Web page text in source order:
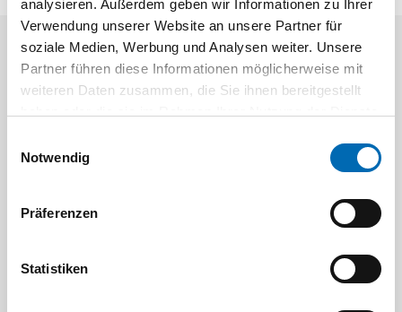
analysieren. Außerdem geben wir Informationen zu Ihrer
Verwendung unserer Website an unsere Partner für
soziale Medien, Werbung und Analysen weiter. Unsere
Partner führen diese Informationen möglicherweise mit
weiteren Daten zusammen, die Sie ihnen bereitgestellt
Notwendig
Präferenzen
Statistiken
Aktuelle Angebote
SELFCLEAN Filtersack SC FIS-CT Bit-